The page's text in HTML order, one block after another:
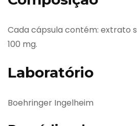
Cada cápsula contém: extrato
100 mg.
Laboratório
Boehringer Ingelheim